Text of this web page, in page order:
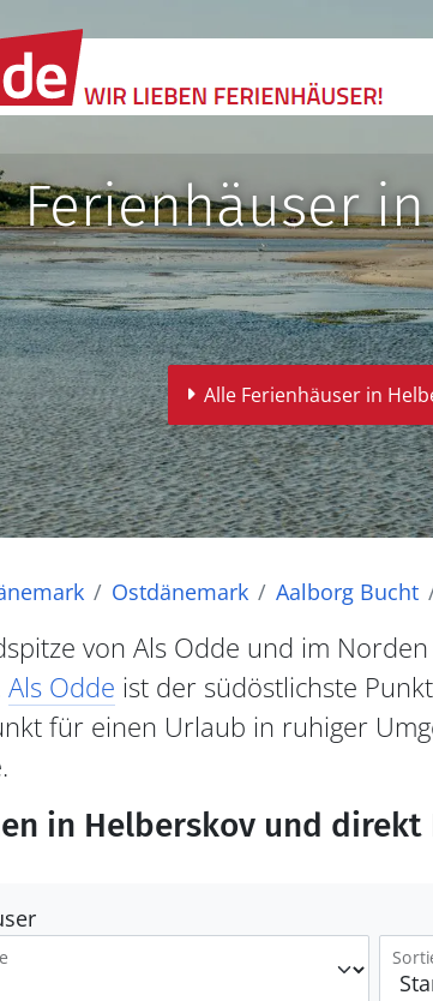
Ferienhäuser
Alle Ferienhäuser in
Ostdänemark Aalborg Bucht
von Als Odde und im
Als Odde ist der südöstlichste
für einen Urlaub in ruhiger
in Helberskov und